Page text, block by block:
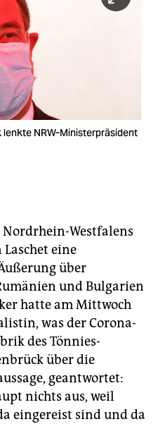
lenkte NRW-Ministerpräsident
Nordrhein-Westfalens
eine
über
und Bulgarien
hatte am Mittwoch
was der Corona-
des Tönnies-
über die
geantwortet:
nichts aus, weil
eingereist sind und da